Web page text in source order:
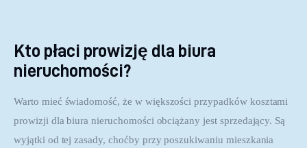
Kto płaci prowizję dla biura
nieruchomości?
Warto mieć świadomość, że w większości przypadków kosztami
prowizji dla biura nieruchomości obciążany jest sprzedający. Są
wyjątki od tej zasady, choćby przy poszukiwaniu mieszkania